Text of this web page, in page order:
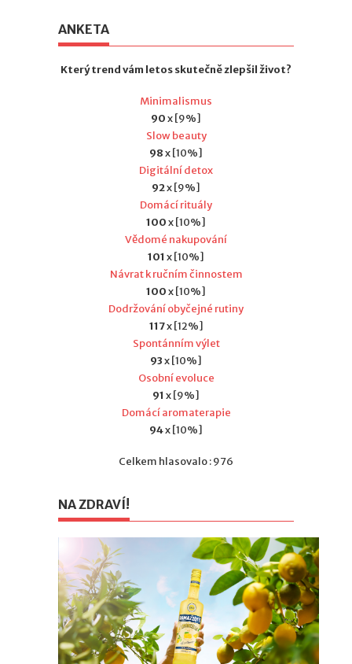
ANKETA
Který trend vám letos skutečně zlepšil život?
Minimalismus
90x [9%]
Slow beauty
98x [10%]
Digitální detox
92x [9%]
Domácí rituály
100x [10%]
Vědomé nakupování
101 x [10%]
Návrat k ručním činnostem
100x [10%]
Dodržování obyčejné rutiny
117x [12%]
Spontánním výlet
93x [10%]
Osobní evoluce
91 x [9%]
Domácí aromaterapie
94x [10%]
Celkem hlasovalo : 976
NA ZDRAVÍ!